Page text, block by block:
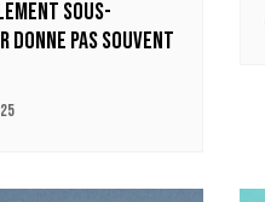
sous-
donne pas souvent